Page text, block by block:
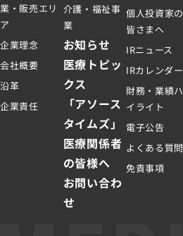
業・販売エリ
ア
企業理念
会社概要
沿革
企業責任
介護・福祉事
業
お知らせ
医療トピッ
クス
「アソース
タイムズ」
医療関係者
の皆様へ
お問い合わ
せ
個人投資家の
皆さまへ
IRニュース
IRカレンダー
財務・業績ハ
イライト
電子公告
よくある質問
免責事項